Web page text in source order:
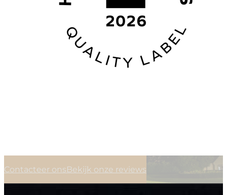
Contacteer onsBekijk onze reviews